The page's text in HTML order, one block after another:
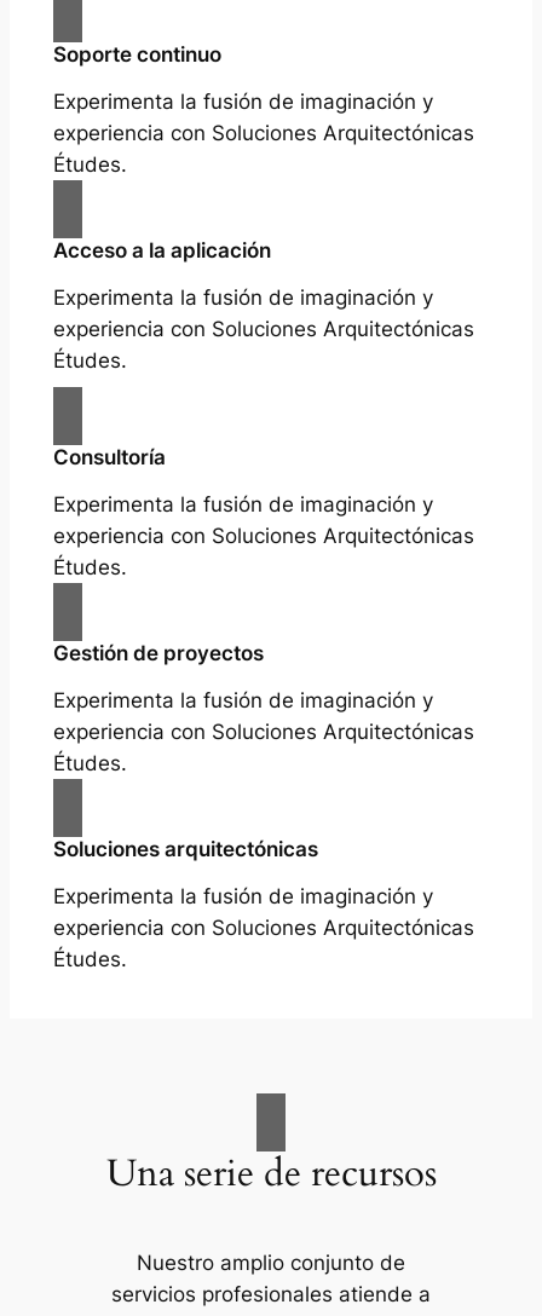
Soporte continuo
Experimenta la fusión de imaginación y
experiencia con Soluciones Arquitectónicas
Études.
Acceso a la aplicación
Experimenta la fusión de imaginación y
experiencia con Soluciones Arquitectónicas
Études.
Consultoría
Experimenta la fusión de imaginación y
experiencia con Soluciones Arquitectónicas
Études.
Gestión de proyectos
Experimenta la fusión de imaginación y
experiencia con Soluciones Arquitectónicas
Études.
Soluciones arquitectónicas
Experimenta la fusión de imaginación y
experiencia con Soluciones Arquitectónicas
Études.
Una serie de recursos
Nuestro amplio conjunto de
servicios profesionales atiende a